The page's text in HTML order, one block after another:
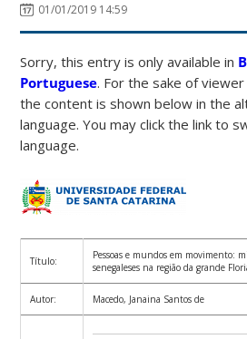
01/01/2019 14:59
Sorry, this entry is only available in
Portuguese. For the sake of
the content is shown below in the
language. You may click the link to
language.
Título:
Pessoas e mundos em movimento:
senegaleses na região da grande
Autor: Macedo, Janaina Santos de